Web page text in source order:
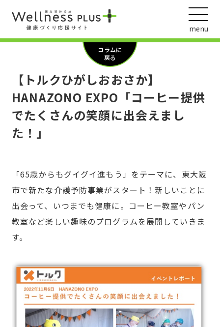
menu
コラムに
戻る
【トルクひがしおおさか】
HANAZONO EXPO「コーヒー提供
でたくさんの笑顔に出会えまし
た！」
「65歳からもグイグイ進もう」をテーマに、東大阪
市で新たな介護予防事業がスタート！新しいことに
出会って、いつまでも健康に。コーヒー教室やパン
教室など楽しい趣味のプログラムを展開していきま
す。
ウェルネス動画
阪急阪神ホールディングス